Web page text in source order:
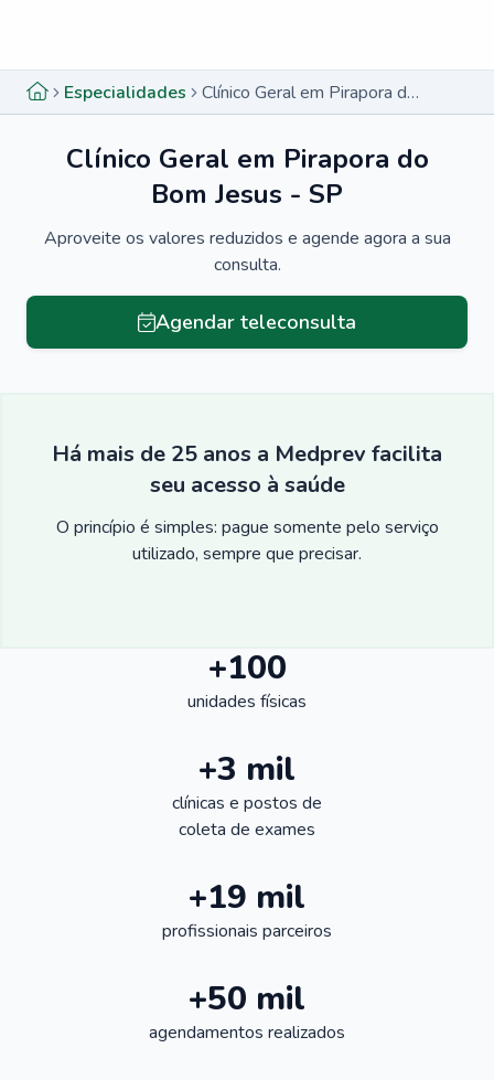
Especialidades Clínico Geral em Pirapora do Bom Jesus - SP
Clínico Geral em Pirapora do
Bom Jesus - SP
Aproveite os valores reduzidos e agende agora a sua
consulta.
Agendar teleconsulta
Há mais de 25 anos a Medprev facilita
seu acesso à saúde
O princípio é simples: pague somente pelo serviço
utilizado, sempre que precisar.
+100
unidades físicas
+3 mil
clínicas e postos de
coleta de exames
+19 mil
profissionais parceiros
+50 mil
agendamentos realizados